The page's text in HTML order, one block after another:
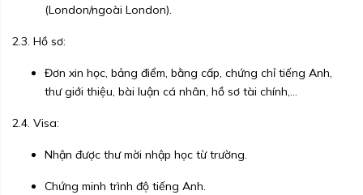
(London/ngoài London).
2.3. Hồ sơ:
Đơn xin học, bảng điểm, bằng cấp, chứng chỉ tiếng Anh,
thư giới thiệu, bài luận cá nhân, hồ sơ tài chính,...
2.4. Visa:
Nhận được thư mời nhập học từ trường.
Chứng minh trình độ tiếng Anh.